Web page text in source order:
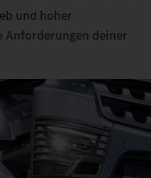
und hoher
deiner